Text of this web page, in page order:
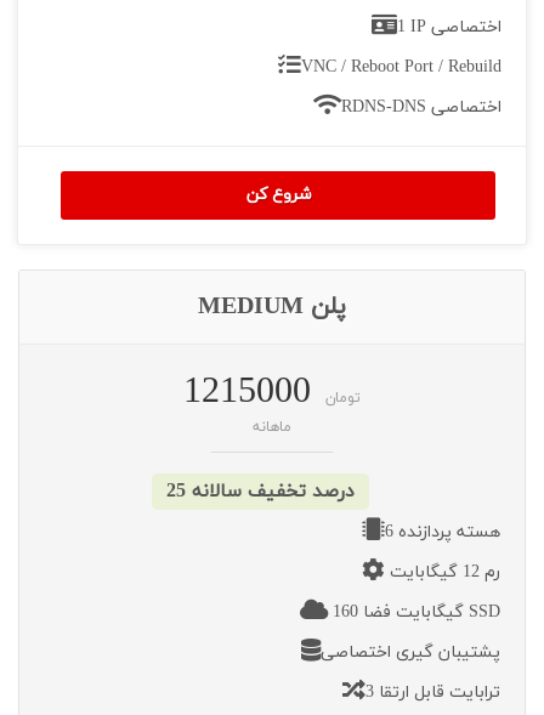
1 IP اختصاصی
VNC / Reboot Port / Rebuild
RDNS-DNS اختصاصی
شروع کن
پلن MEDIUM
1215000
تومان
ماهانه
25 درصد تخفیف سالانه
6 هسته پردازنده
رم 12 گیگابایت
160 گیگابایت فضا SSD
پشتیبان گیری اختصاصی
3 ترابایت قابل ارتقا